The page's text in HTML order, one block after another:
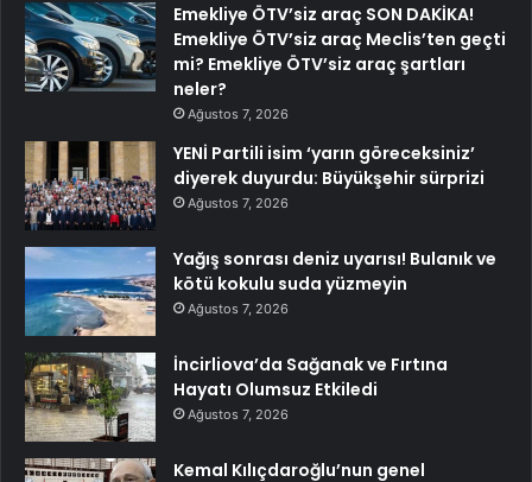
Emekliye ÖTV’siz araç SON DAKİKA!
Emekliye ÖTV’siz araç Meclis’ten geçti
mi? Emekliye ÖTV’siz araç şartları
neler?
Ağustos 7, 2026
YENİ Partili isim ‘yarın göreceksiniz’
diyerek duyurdu: Büyükşehir sürprizi
Ağustos 7, 2026
Yağış sonrası deniz uyarısı! Bulanık ve
kötü kokulu suda yüzmeyin
Ağustos 7, 2026
İncirliova’da Sağanak ve Fırtına
Hayatı Olumsuz Etkiledi
Ağustos 7, 2026
Kemal Kılıçdaroğlu’nun genel